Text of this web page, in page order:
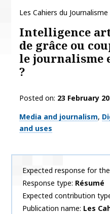
Les Cahiers du Journalisme
Intelligence
de grâce ou
le journalisme
?
Posted on 23 February
Thématiques
Media and journalism
and uses
Expected response for the
Response type Résumé
Expected contribution
Publication name Les